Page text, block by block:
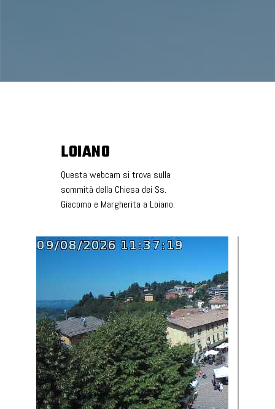
LOIANO
Questa webcam si trova sulla
sommità della Chiesa dei Ss.
Giacomo e Margherita a Loiano.